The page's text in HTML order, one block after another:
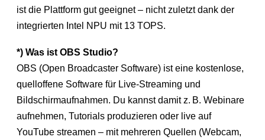
ist die Plattform gut geeignet – nicht zuletzt dank der
integrierten Intel NPU mit 13 TOPS.
*) Was ist OBS Studio?
OBS (Open Broadcaster Software) ist eine kostenlose,
quelloffene Software für Live-Streaming und
Bildschirmaufnahmen. Du kannst damit z. B. Webinare
aufnehmen, Tutorials produzieren oder live auf
YouTube streamen – mit mehreren Quellen (Webcam,